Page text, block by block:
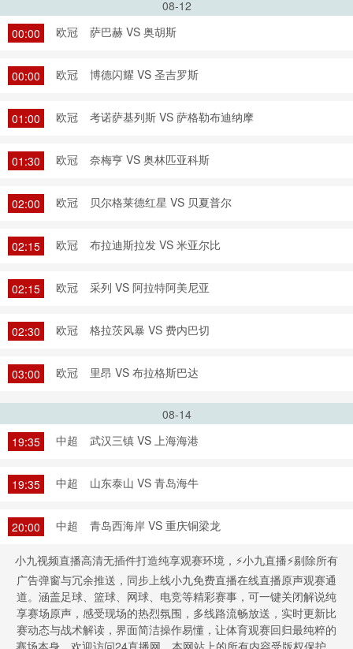
08-12
00:00
欧冠 萨巴赫 VS 奥胡斯
00:00 欧冠 博德闪耀 VS 圣吉罗斯
01:00 欧冠 考诺萨基列斯 VS 萨格勒布迪纳摩
01:30 欧冠 奈梅亨 VS 奥林匹亚科斯
02:00 欧冠 贝尔格莱德红星 VS 贝夏普尔
02:15 欧冠 布拉迪斯拉发 VS 米亚尔比
02:15 欧冠 采列 VS 阿拉特阿美尼亚
02:30 欧冠 格拉茨风暴 VS 费内巴切
03:00 欧冠 里昂 VS 布拉格斯巴达
08-14
19:35
中超 武汉三镇 VS 上海海港
19:35 中超 山东泰山 VS 青岛海牛
20:00 中超 青岛西海岸 VS 重庆铜梁龙
小九视频直播高清无插件打造纯享观赛环境，⚡小九直播⚡剔除所有
广告弹窗与冗余推送，同步上线小九免费直播在线直播原声观赛通
道。涵盖足球、篮球、网球、电竞等精彩赛事，可一键关闭解说纯
享赛场原声，感受现场的热烈氛围，多线路流畅放送，实时更新比
赛动态与战术解读，界面简洁操作易懂，让体育观赛回归最纯粹的
赛场本身。欢迎访问24直播网，本网站上的所有内容受版权保护。